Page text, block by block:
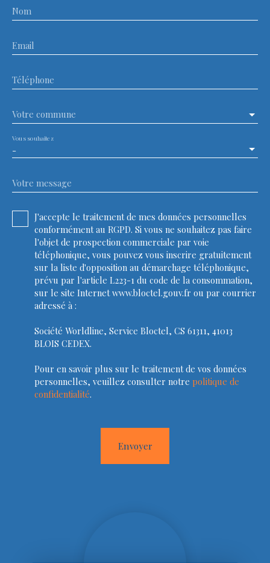
Nom
Email
Téléphone
Votre commune
-
Vous souhaitez
Votre message
J'accepte le traitement de mes données personnelles
conformément au RGPD. Si vous ne souhaitez pas faire
l'objet de prospection commerciale par voie
téléphonique, vous pouvez vous inscrire gratuitement
sur la liste d'opposition au démarchage téléphonique,
prévu par l'article L223-1 du code de la consommation,
sur le site Internet www.bloctel.gouv.fr ou par courrier
adressé à :
Société Worldline, Service Bloctel, CS 61311, 41013
BLOIS CEDEX.
Pour en savoir plus sur le traitement de vos données
personnelles, veuillez consulter notre politique de
confidentialité.
Envoyer